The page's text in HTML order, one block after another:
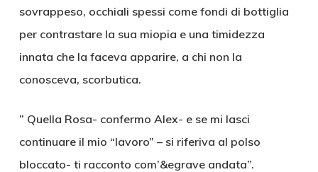
sovrappeso, occhiali spessi come fondi di bottiglia
per contrastare la sua miopia e una timidezza
innata che la faceva apparire, a chi non la
conosceva, scorbutica.
” Quella Rosa- confermo Alex- e se mi lasci
continuare il mio “lavoro” – si riferiva al polso
bloccato- ti racconto com’&egrave andata”.